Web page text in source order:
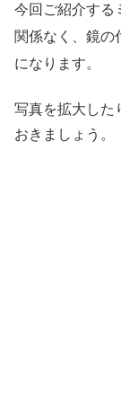
今回ご紹介する
関係なく、鏡の
になります。
写真を拡大した
おきましょう。